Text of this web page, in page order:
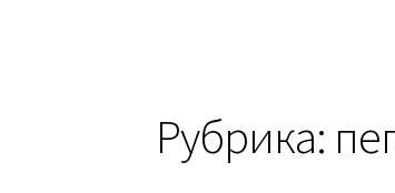
Рубрика: